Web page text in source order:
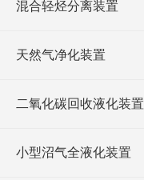
混合轻烃分离装置
天然气净化装置
二氧化碳回收液化装置
小型沼气全液化装置